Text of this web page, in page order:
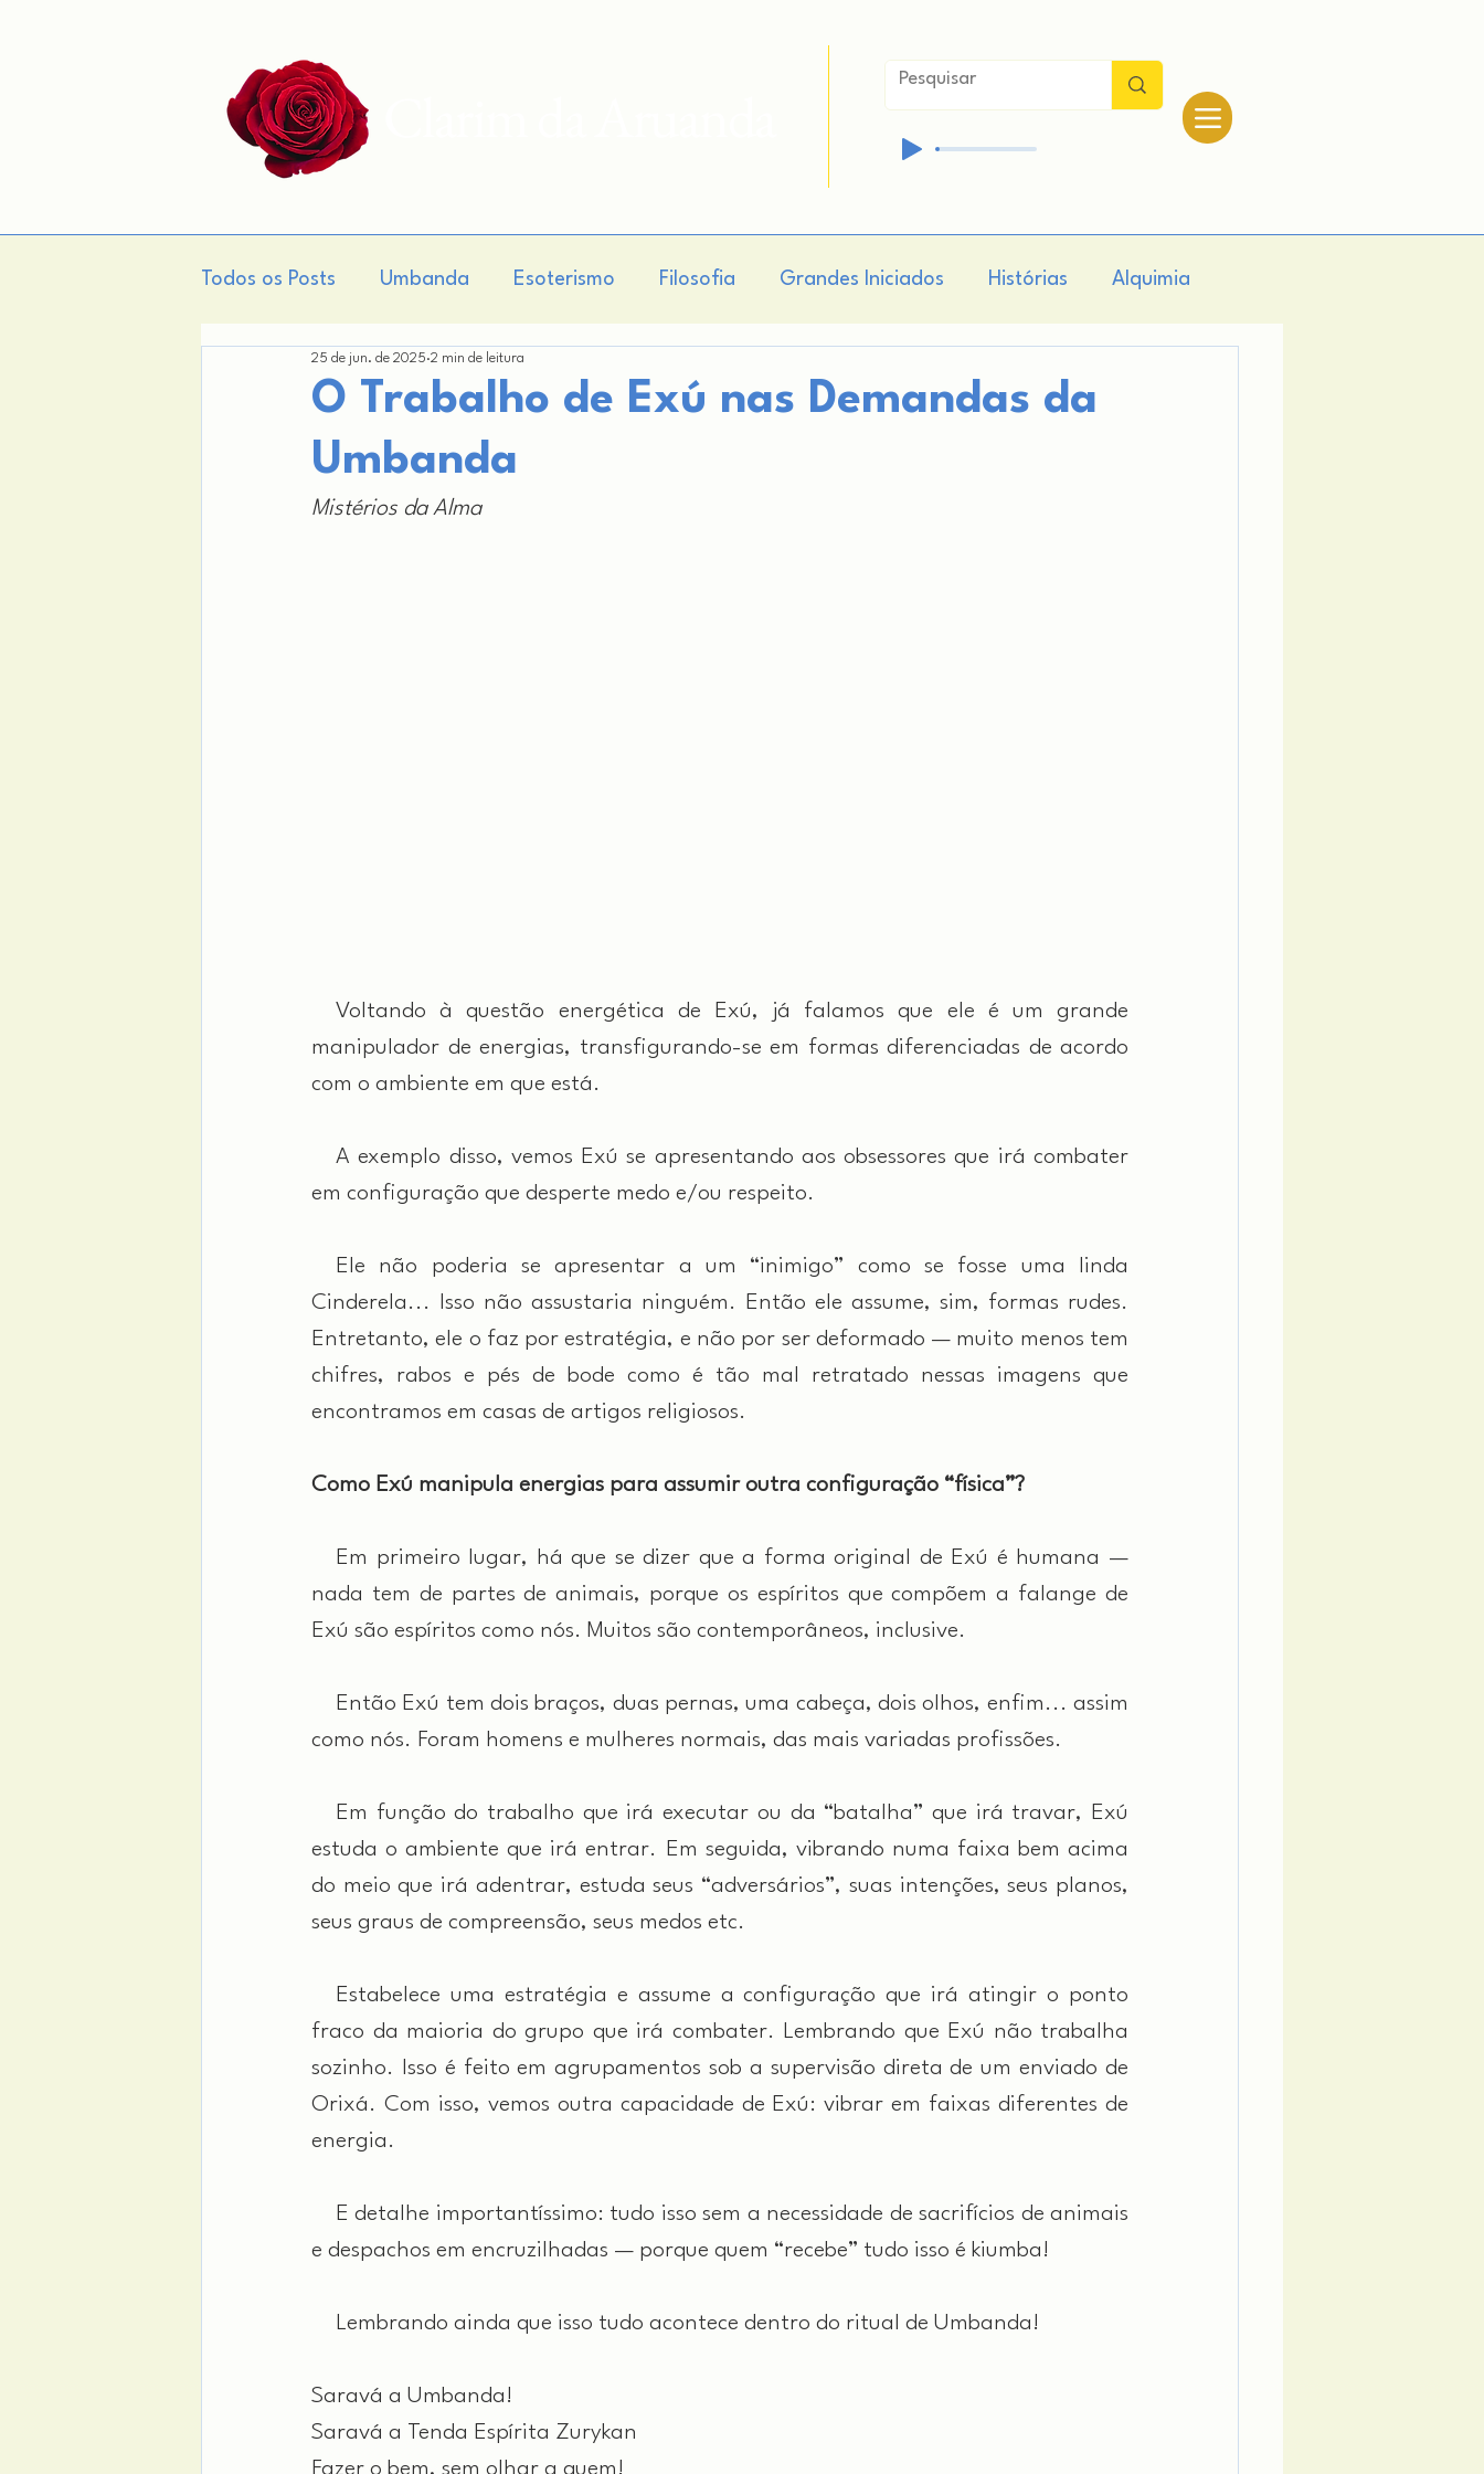
Todos os Posts Umbanda Esoterismo Filosofia Grandes Iniciados Histórias Alquimia
Teogonia Misticismo
O Trabalho de Exú nas Demandas da
Umbanda
25 de jun. de 2025 2 min de leitura
Mistérios da Alma
Voltando à questão energética de Exú, já falamos que ele é um grande
manipulador de energias, transfigurando-se em formas diferenciadas de acordo
com o ambiente em que está.
A exemplo disso, vemos Exú se apresentando aos obsessores que irá combater
em configuração que desperte medo e/ou respeito.
Ele não poderia se apresentar a um “inimigo” como se fosse uma linda
Cinderela... Isso não assustaria ninguém. Então ele assume, sim, formas rudes.
Entretanto, ele o faz por estratégia, e não por ser deformado — muito menos tem
chifres, rabos e pés de bode como é tão mal retratado nessas imagens que
encontramos em casas de artigos religiosos.
Como Exú manipula energias para assumir outra configuração “física”?
Em primeiro lugar, há que se dizer que a forma original de Exú é humana —
nada tem de partes de animais, porque os espíritos que compõem a falange de
Exú são espíritos como nós. Muitos são contemporâneos, inclusive.
Então Exú tem dois braços, duas pernas, uma cabeça, dois olhos, enfim... assim
como nós. Foram homens e mulheres normais, das mais variadas profissões.
Em função do trabalho que irá executar ou da “batalha” que irá travar, Exú
estuda o ambiente que irá entrar. Em seguida, vibrando numa faixa bem acima
do meio que irá adentrar, estuda seus “adversários”, suas intenções, seus planos,
seus graus de compreensão, seus medos etc.
Estabelece uma estratégia e assume a configuração que irá atingir o ponto
fraco da maioria do grupo que irá combater. Lembrando que Exú não trabalha
Orixá. Com isso, vemos outra capacidade de Exú: vibrar em faixas diferentes de
energia.
E detalhe importantíssimo: tudo isso sem a necessidade de sacrifícios de animais
e despachos em encruzilhadas — porque quem “recebe” tudo isso é kiumba!
Lembrando ainda que isso tudo acontece dentro do ritual de Umbanda!
Saravá a Umbanda!
Saravá a Tenda Espírita Zurykan